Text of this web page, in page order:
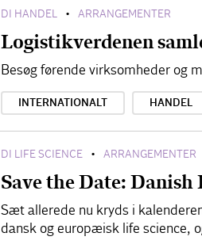
DI HANDEL • ARRANGEMENTER
Logistikverdenen
Besøg førende virksomheder og
INTERNATIONALT HANDEL
DI LIFE SCIENCE • ARRANGEMENTER
Save the Date: Danish
Sæt allerede nu kryds i
dansk og europæisk life science,